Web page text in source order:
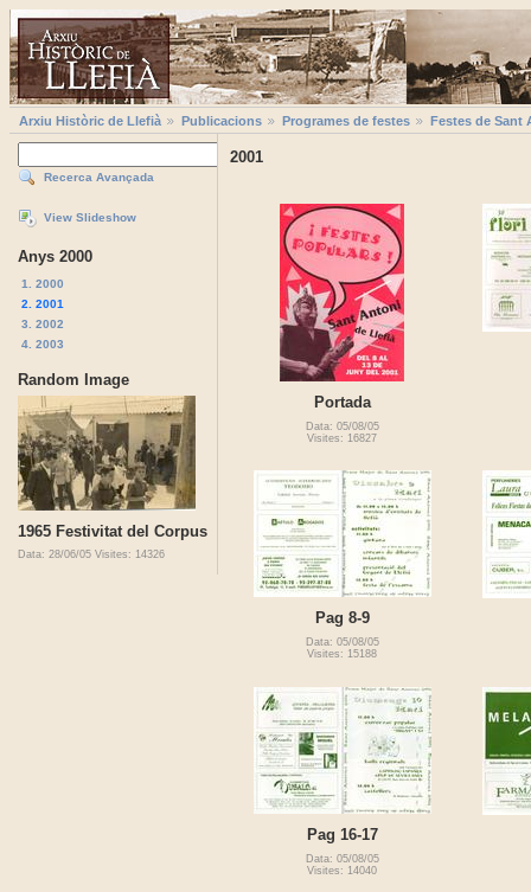
Arxiu Històric de Llefià Publicacions Programes de festes Festes de Sant
Recerca Avançada
View Slideshow
Anys 2000
1. 2000
2. 2001
3. 2002
4. 2003
Random Image
1965 Festivitat del Corpus
Data: 28/06/05 Visites: 14326
2001
Portada
Data: 05/08/05
Visites: 16827
Pag 8-9
Data: 05/08/05
Visites: 15188
Pag 16-17
Data: 05/08/05
Visites: 14040